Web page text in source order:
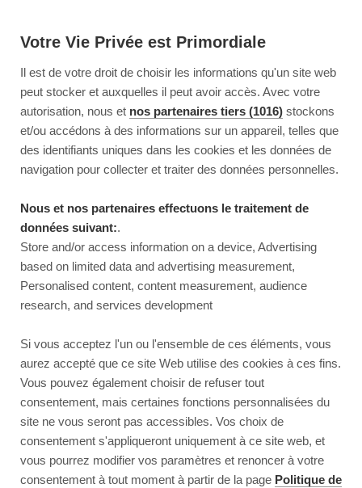
Votre Vie Privée est Primordiale
Il est de votre droit de choisir les informations qu'un site web
peut stocker et auxquelles il peut avoir accès. Avec votre
autorisation, nous et nos partenaires tiers (1016) stockons
et/ou accédons à des informations sur un appareil, telles que
des identifiants uniques dans les cookies et les données de
navigation pour collecter et traiter des données personnelles.
Nous et nos partenaires effectuons le traitement de
données suivant:.
Store and/or access information on a device, Advertising
based on limited data and advertising measurement,
Personalised content, content measurement, audience
research, and services development
Si vous acceptez l'un ou l'ensemble de ces éléments, vous
aurez accepté que ce site Web utilise des cookies à ces fins.
Vous pouvez également choisir de refuser tout
consentement, mais certaines fonctions personnalisées du
site ne vous seront pas accessibles. Vos choix de
consentement s'appliqueront uniquement à ce site web, et
vous pourrez modifier vos paramètres et renoncer à votre
consentement à tout moment à partir de la page Politique de
This page couldn’t load
Reload to try again, or go back.
Reload Back